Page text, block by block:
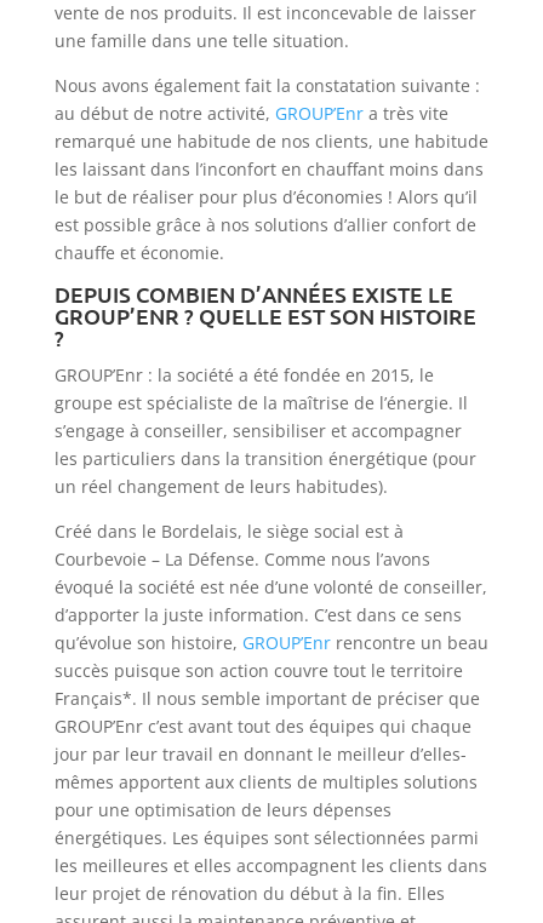
vente de nos produits. Il est inconcevable de laisser
une famille dans une telle situation.
Nous avons également fait la constatation suivante :
au début de notre activité, GROUP’Enra très vite
remarqué une habitude de nos clients, une habitude
les laissant dans l’inconfort en chauffant moins dans
le but de réaliser pour plus d’économies ! Alors qu’il
est possible grâce à nos solutions d’allier confort de
chauffe et économie.
DEPUIS COMBIEN D’ANNÉES EXISTE LE
GROUP’ENR ? QUELLE EST SON HISTOIRE
?
GROUP’Enr : la société a été fondée en 2015, le
groupe est spécialiste de la maîtrise de l’énergie. Il
s’engage à conseiller, sensibiliser et accompagner
les particuliers dans la transition énergétique (pour
un réel changement de leurs habitudes).
Créé dans le Bordelais, le siège social est à
Courbevoie – La Défense. Comme nous l’avons
évoqué la société est née d’une volonté de conseiller,
d’apporter la juste information. C’est dans ce sens
qu’évolue son histoire, GROUP’Enrrencontre un beau
succès puisque son action couvre tout le territoire
Français*. Il nous semble important de préciser que
GROUP’Enr c’est avant tout des équipes qui chaque
jour par leur travail en donnant le meilleur d’elles-
mêmes apportent aux clients de multiples solutions
pour une optimisation de leurs dépenses
énergétiques. Les équipes sont sélectionnées parmi
les meilleures et elles accompagnent les clients dans
leur projet de rénovation du début à la fin. Elles